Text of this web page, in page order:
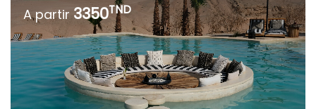
A partir3350TND